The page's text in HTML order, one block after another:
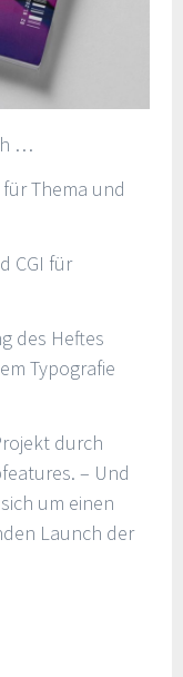
…
Thema und
CGI für
des Heftes
Typografie
durch
– Und
um einen
Launch der